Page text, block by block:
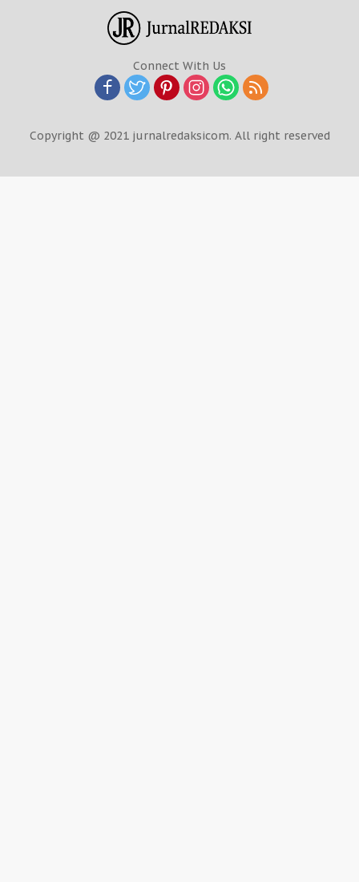
Connect With Us
Copyright @ 2021 jurnalredaksicom. All right reserved